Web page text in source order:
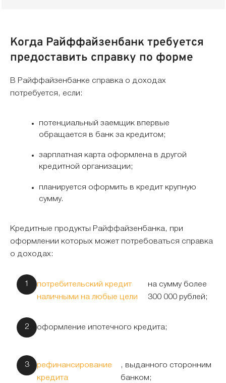
Когда Райффайзенбанк требуется
предоставить справку по форме
В Райффайзенбанке справка о доходах
потребуется, если:
потенциальный заемщик впервые
обращается в банк за кредитом;
зарплатная карта оформлена в другой
кредитной организации;
планируется оформить в кредит крупную
сумму.
Кредитные продукты Райффайзенбанка, при
оформлении которых может потребоваться справка
о доходах:
потребительский кредит
наличными на любые цели
на сумму более
300 000 рублей;
оформление ипотечного кредита;
рефинансирование
кредита
, выданного сторонним
банком;